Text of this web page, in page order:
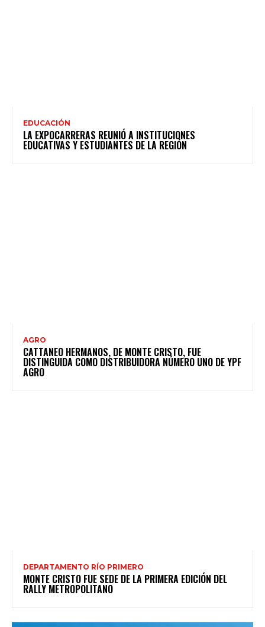
EDUCACIÓN
LA EXPOCARRERAS REUNIÓ A INSTITUCIONES
EDUCATIVAS Y ESTUDIANTES DE LA REGIÓN
AGRO
CATTANEO HERMANOS, DE MONTE CRISTO, FUE
DISTINGUIDA COMO DISTRIBUIDORA NÚMERO UNO DE YPF
AGRO
DEPARTAMENTO RÍO PRIMERO
MONTE CRISTO FUE SEDE DE LA PRIMERA EDICIÓN DEL
RALLY METROPOLITANO